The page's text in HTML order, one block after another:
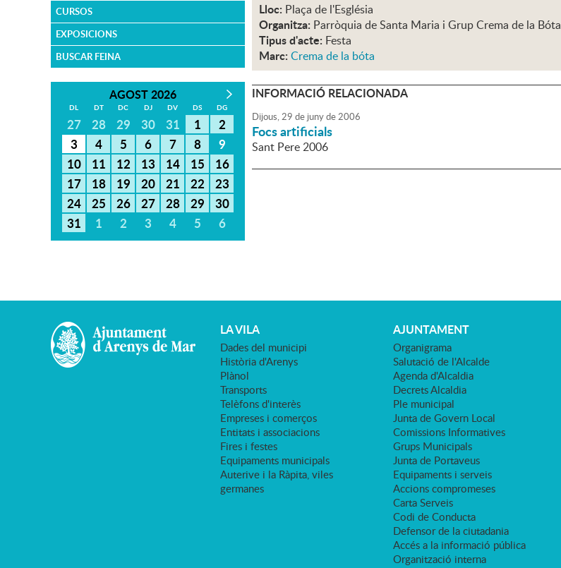
CURSOS
EXPOSICIONS
BUSCAR FEINA
AGOST 2026
DL DT DC DJ DV DS DG
27 28 29 30 31 1
2
3
4 5 6 7 8
9
10
11 12 13 14 15
16
17
18 19 20 21 22
23
24
25 26 27 28 29
30
31
1 2 3 4 5 6
Lloc: Plaça de l'Església
Organitza: Parròquia de Santa Maria i Grup Crema de la Bóta
Tipus d'acte: Festa
Marc: Crema de la bóta
INFORMACIÓ RELACIONADA
Dijous,29 de junyde2006
Focs artificials
Sant Pere 2006
LA VILA
Dades del municipi
Història d'Arenys
Plànol
Transports
Telèfons d'interès
Empreses i comerços
Entitats i associacions
Fires i festes
Equipaments municipals
Auterive i la Ràpita, viles
germanes
AJUNTAMENT
Organigrama
Salutació de l'Alcalde
Agenda d'Alcaldia
Decrets Alcaldia
Ple municipal
Junta de Govern Local
Comissions Informatives
Grups Municipals
Junta de Portaveus
Equipaments i serveis
Accions compromeses
Carta Serveis
Codi de Conducta
Defensor de la ciutadania
Accés a la informació pública
Organització interna